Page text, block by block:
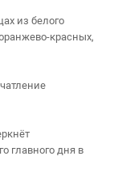
из белого
красных,
главного дня в